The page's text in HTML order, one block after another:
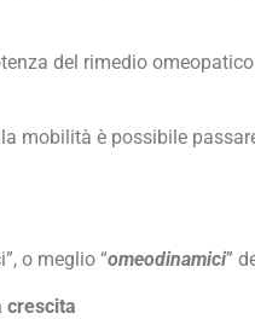
del rimedio
mobilità è possibile
o meglio “omeodinamici”
crescita